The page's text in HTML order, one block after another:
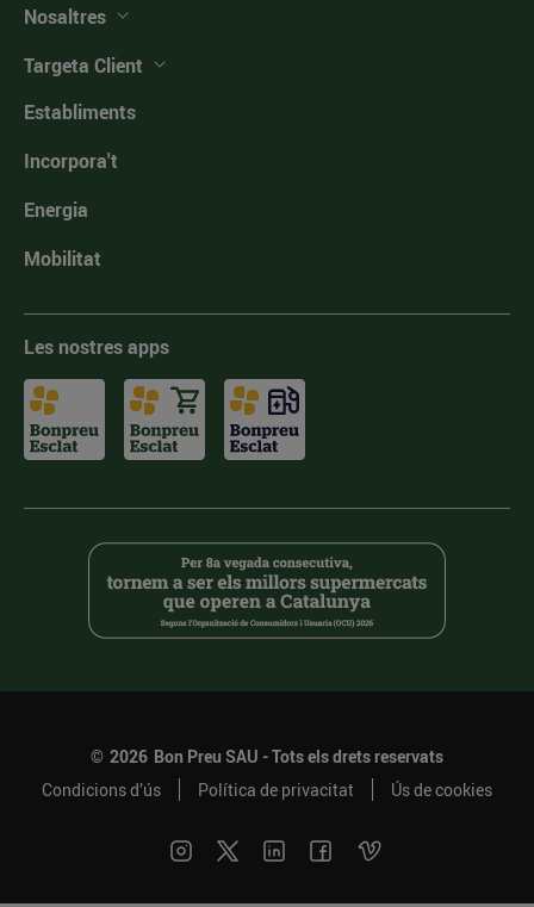
Nosaltres
Targeta Client
Establiments
Incorpora't
Energia
Mobilitat
Les nostres apps
© 2026 Bon Preu SAU - Tots els drets reservats
Condicions d’ús
Política de privacitat Ús de cookies